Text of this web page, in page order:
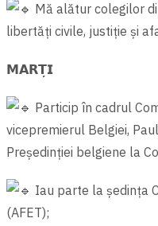
Mă alătur colegilor
libertăți civile, justiție și
𝗠𝗔𝗥𝗧̦𝗜
Particip în cadrul
vicepremierul Belgiei,
Președinției belgiene la
Iau parte la ședința
(AFET);